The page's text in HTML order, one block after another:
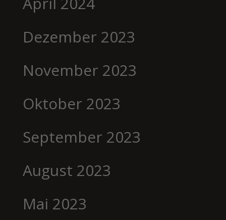
Dezember 2023
November 2023
Oktober 2023
September 2023
August 2023
Mai 2023